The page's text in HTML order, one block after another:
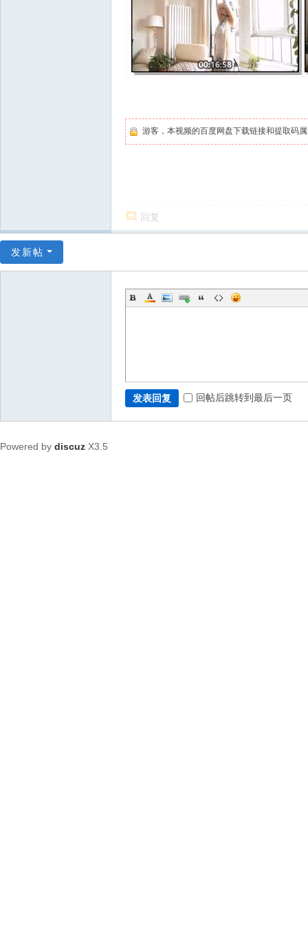
游客，本视频的百度网盘下载链接和提取码
回复
发新帖
发表回复 回帖后跳转到最后一页
Powered by discuz X3.5